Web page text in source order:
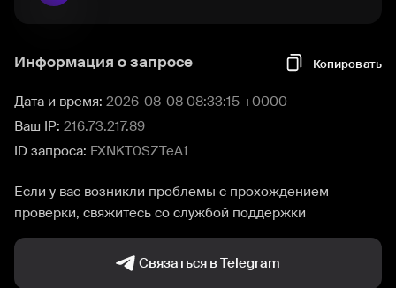
Информация о запросе Копировать
Дата и время: 2026-08-08 08:33:15 +0000
Ваш IP: 216.73.217.89
ID запроса: FXNKT0SZTeA1
Если у вас возникли проблемы с прохождением
проверки, свяжитесь со службой поддержки
Связаться в Telegram